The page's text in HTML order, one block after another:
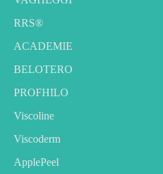
RRS®
ACADEMIE
BELOTERO
PROFHILO
Viscoline
Viscoderm
ApplePeel